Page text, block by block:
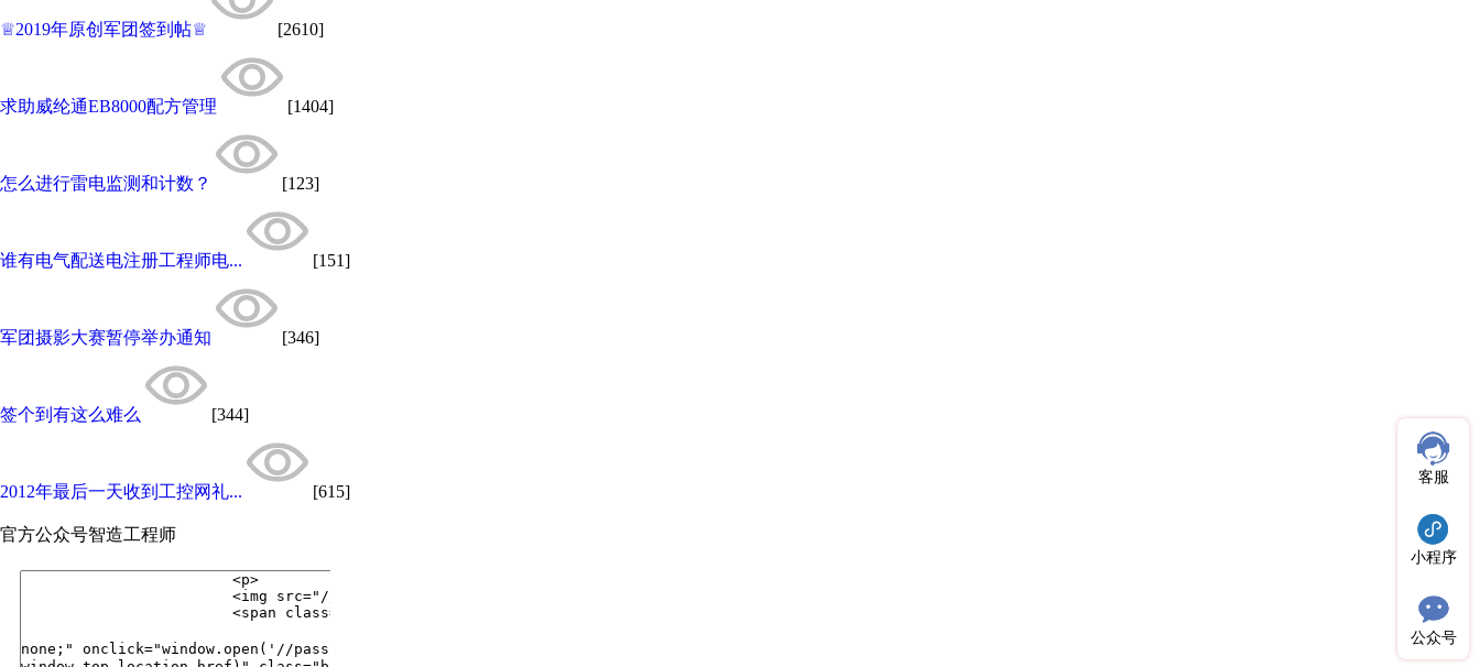
♕2019年原创军团签到帖♕ [2610]
求助威纶通EB8000配方管理 [1404]
怎么进行雷电监测和计数？ [123]
谁有电气配送电注册工程师电... [151]
军团摄影大赛暂停举办通知 [346]
签个到有这么难么 [344]
2012年最后一天收到工控网礼... [615]
官方公众号智造工程师
客服
小程序
公众号